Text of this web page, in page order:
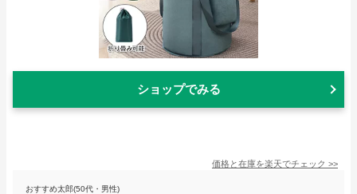
ショップでみる
価格と在庫を楽天でチェック >>
おすすめ太郎(50代・男性)